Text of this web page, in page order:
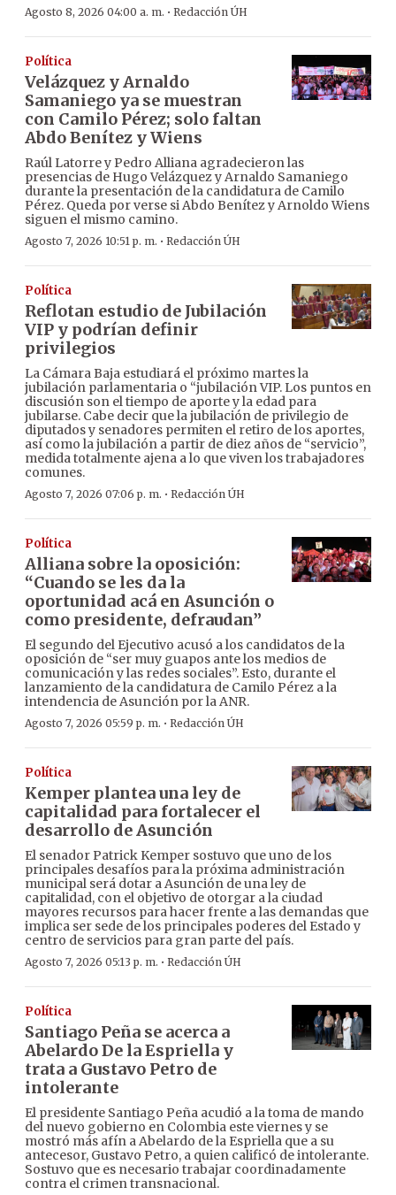
Agosto 8, 2026 04:00 a. m. · Redacción ÚH
Política
Velázquez y Arnaldo
Samaniego ya se muestran
con Camilo Pérez; solo faltan
Abdo Benítez y Wiens
Raúl Latorre y Pedro Alliana agradecieron las
presencias de Hugo Velázquez y Arnaldo Samaniego
durante la presentación de la candidatura de Camilo
Pérez. Queda por verse si Abdo Benítez y Arnoldo Wiens
siguen el mismo camino.
Agosto 7, 2026 10:51 p. m. · Redacción ÚH
Política
Reflotan estudio de Jubilación
VIP y podrían definir
privilegios
La Cámara Baja estudiará el próximo martes la
jubilación parlamentaria o “jubilación VIP. Los puntos en
discusión son el tiempo de aporte y la edad para
jubilarse. Cabe decir que la jubilación de privilegio de
diputados y senadores permiten el retiro de los aportes,
así como la jubilación a partir de diez años de “servicio”,
medida totalmente ajena a lo que viven los trabajadores
comunes.
Agosto 7, 2026 07:06 p. m. · Redacción ÚH
Política
Alliana sobre la oposición:
“Cuando se les da la
oportunidad acá en Asunción o
como presidente, defraudan”
El segundo del Ejecutivo acusó a los candidatos de la
oposición de “ser muy guapos ante los medios de
comunicación y las redes sociales”. Esto, durante el
lanzamiento de la candidatura de Camilo Pérez a la
intendencia de Asunción por la ANR.
Agosto 7, 2026 05:59 p. m. · Redacción ÚH
Política
Kemper plantea una ley de
capitalidad para fortalecer el
desarrollo de Asunción
El senador Patrick Kemper sostuvo que uno de los
principales desafíos para la próxima administración
municipal será dotar a Asunción de una ley de
capitalidad, con el objetivo de otorgar a la ciudad
mayores recursos para hacer frente a las demandas que
implica ser sede de los principales poderes del Estado y
centro de servicios para gran parte del país.
Agosto 7, 2026 05:13 p. m. · Redacción ÚH
Política
Santiago Peña se acerca a
Abelardo De la Espriella y
trata a Gustavo Petro de
intolerante
El presidente Santiago Peña acudió a la toma de mando
del nuevo gobierno en Colombia este viernes y se
mostró más afín a Abelardo de la Espriella que a su
antecesor, Gustavo Petro, a quien calificó de intolerante.
Sostuvo que es necesario trabajar coordinadamente
contra el crimen transnacional.